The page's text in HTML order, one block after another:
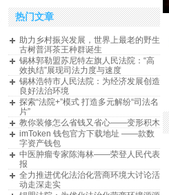
热门文章
助力乡村振兴发展，世界上最老的野生
古树普洱茶王种群诞生
锡林郭勒盟苏尼特左旗人民法院：“高
效执结”展现司法力度与速度
锡林浩特市人民法院：为经济发展创造
良好法治环境
探索“法院+”模式 打造多元解纷“司法名
片”
教你装修怎么省钱又省心——变形积木
imToken 钱包官方下载地址 ——款数
字资产钱包
中医肿瘤专家陈海林——荣登人民代表
报
全力推进优化法治化营商环境大讨论活
动走深走实